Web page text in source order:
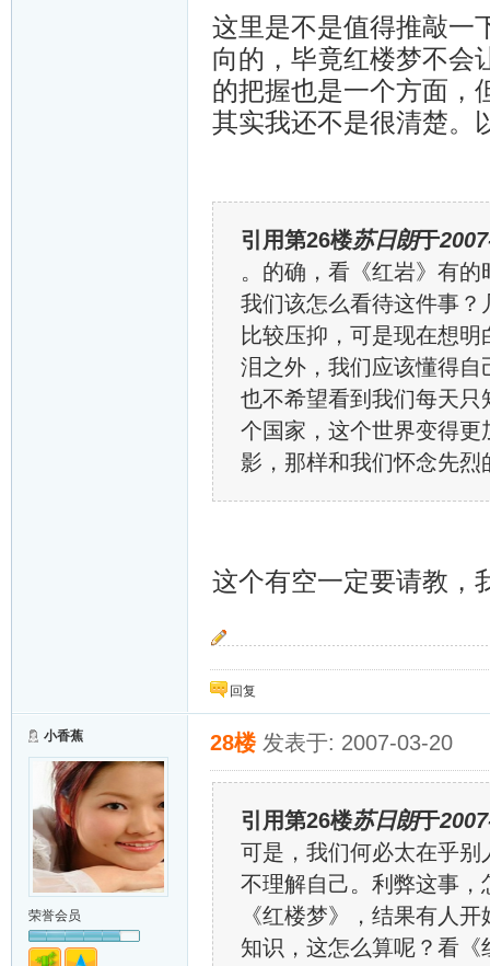
这里是不是值得推敲一
向的，毕竟红楼梦不会
的把握也是一个方面，
其实我还不是很清楚。
引用第26楼苏日朗于
。的确，看《红岩》有
我们该怎么看待这件事
比较压抑，可是现在想
泪之外，我们应该懂得
也不希望看到我们每天
个国家，这个世界变得
影，那样和我们怀念先烈
这个有空一定要请教，
兰花在雪里盛开 丫丫在雪中成长
回复
小香蕉
荣誉会员
28楼 发表于: 2007-03-20
引用第26楼苏日朗于
可是，我们何必太在乎
不理解自己。利弊这事
《红楼梦》，结果有人
知识，这怎么算呢？看